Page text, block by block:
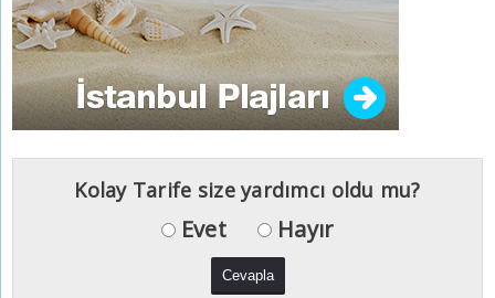
Kolay Tarife size yardımcı oldu mu?
Evet Hayır